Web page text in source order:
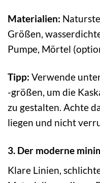
Materialien:
Größen,
Pumpe, Mörtel
Tipp: Verwende
-größen, um die
zu gestalten. Achte
liegen und nicht
3. Der moderne
Klare Linien,